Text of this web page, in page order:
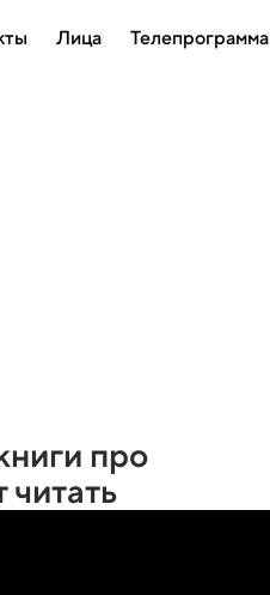
Лица Телепрограмма
про